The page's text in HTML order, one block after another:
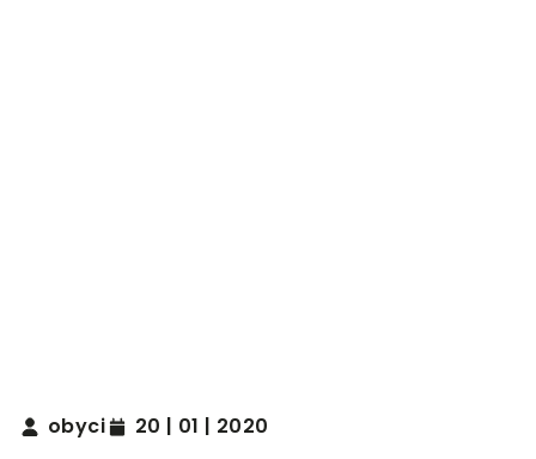
obyci 20 | 01 | 2020